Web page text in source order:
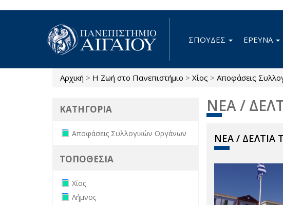
ΣΠΟΥΔΕΣ ΕΡΕΥΝΑ
Είστε εδώ
Αρχική > Η Ζωή στο Πανεπιστήμιο > Χίος > Αποφάσεις
ΝΕΑ /
ΝΕΑ / ΔΕΛΤΙΑ
ΚΑΤΗΓΟΡΙΑ
Remove Αποφάσεις Συλλογικών
Οργάνων filter
Αποφάσεις Συλλογικών Οργάνων
ΤΟΠΟΘΕΣΙΑ
Remove Χίος filter
Χίος
Remove Λήμνος filter
Λήμνος